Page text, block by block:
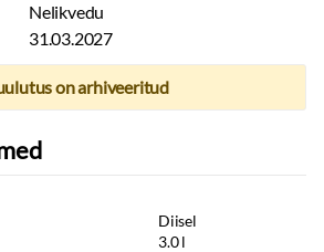
Nelikvedu
31.03.2027
on arhiveeritud
Diisel
3.0l